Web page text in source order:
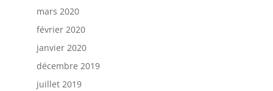
mars 2020
février 2020
janvier 2020
décembre 2019
juillet 2019